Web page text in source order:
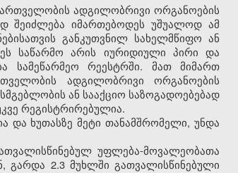
ადგილობრივი ორგანოების
შეიძლება იმართებოდეს უშუალოდ ამ
განკუთვნილ სახელმწიფო ან
საწარმო არის იურიდიული პირი და
სამეწარმეო რეესტრში. მათ მიმართ
ადგილობრივი ორგანოების
ან სააქციო საზოგადოებებად
რეგისტრირებულია.
და ხუთასზე მეტი თანამშრომელი, უნდა
უფლება-მოვალეობათა
გარდა 2.3 მუხლში გათვალისწინებული